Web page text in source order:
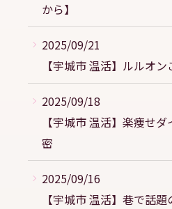
から】
2025/09/21
【宇城市 温活】ルルオ
2025/09/18
【宇城市 温活】楽痩せ
密
2025/09/16
【宇城市 温活】巷で話